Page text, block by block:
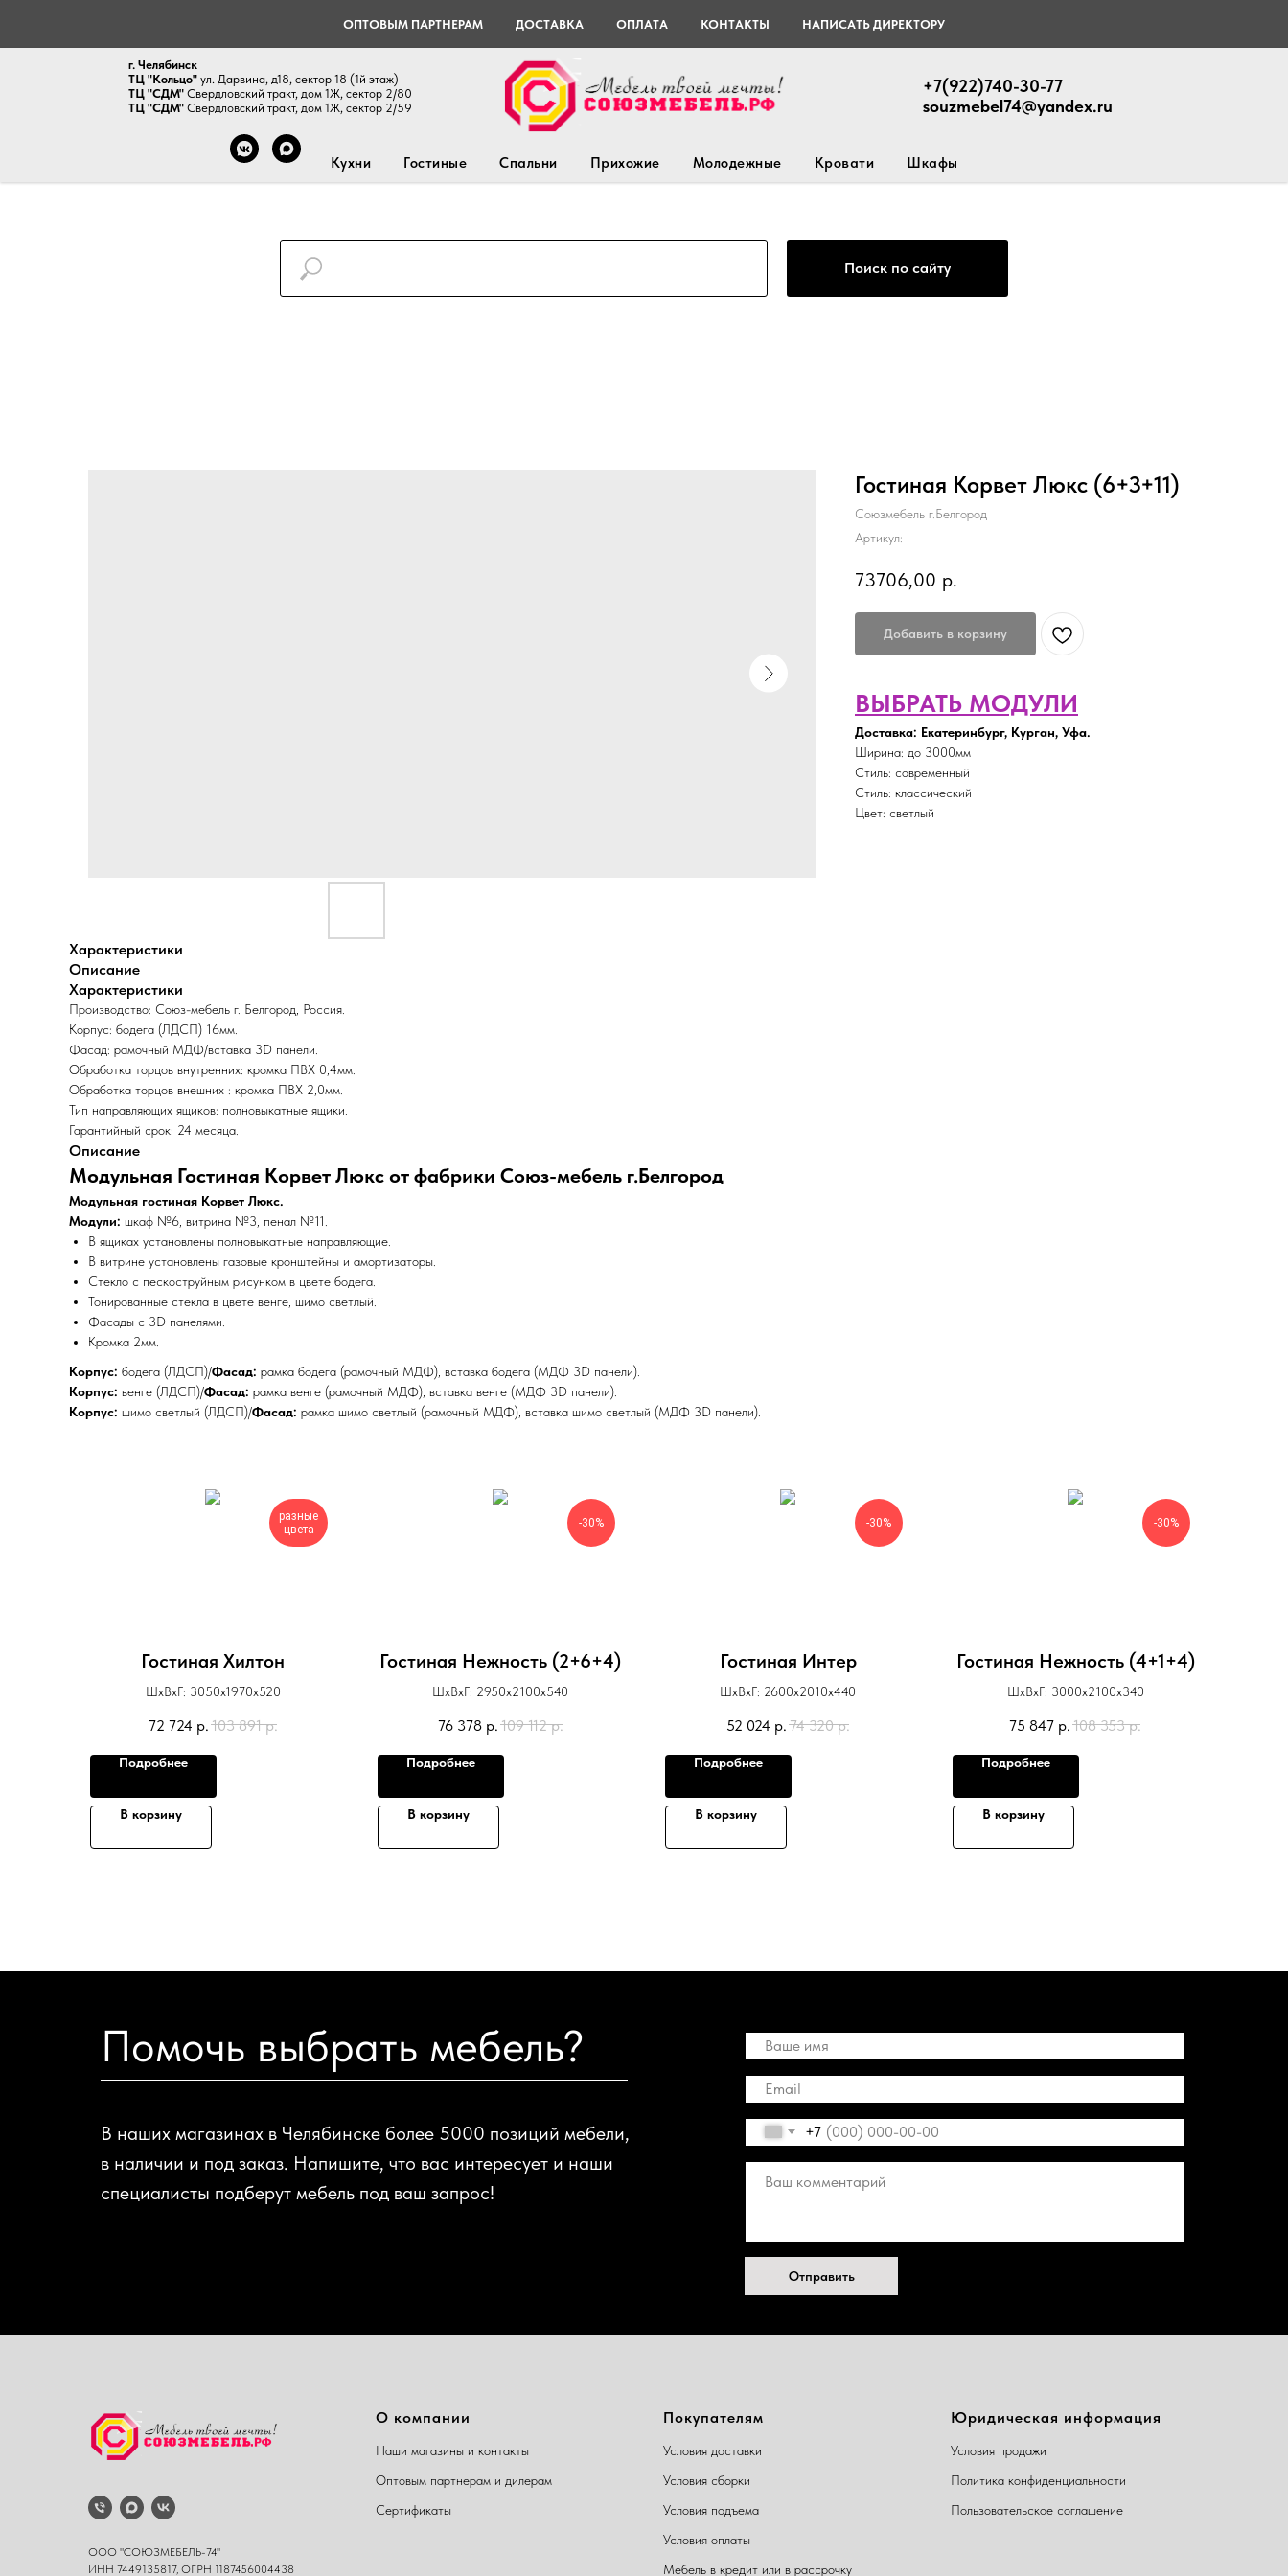
ОПТОВЫМ ПАРТНЕРАМ ДОСТАВКА ОПЛАТА КОНТАКТЫ НАПИСАТЬ ДИРЕКТОРУ
г. Челябинск
ТЦ "Кольцо" ул. Дарвина, д18, сектор 18 (1й этаж)
ТЦ "СДМ" Свердловский тракт, дом 1Ж, сектор 2/80
ТЦ "СДМ" Свердловский тракт, дом 1Ж, сектор 2/59
+7(922)740-30-77
souzmebel74@yandex.ru
Кухни Гостиные Спальни Прихожие Молодежные Кровати Шкафы
Поиск по сайту
Гостиная Корвет Люкс (6+3+11)
Союзмебель г.Белгород
Артикул:
73706,00 р.
Добавить в корзину
ВЫБРАТЬ МОДУЛИ
Доставка: Екатеринбург, Курган, Уфа.
Ширина: до 3000мм
Стиль: современный
Стиль: классический
Цвет: светлый
Характеристики
Описание
Характеристики
Производство: Союз-мебель г. Белгород, Россия.
Корпус: бодега (ЛДСП) 16мм.
Фасад: рамочный МДФ/вставка 3D панели.
Обработка торцов внутренних: кромка ПВХ 0,4мм.
Обработка торцов внешних : кромка ПВХ 2,0мм.
Тип направляющих ящиков: полновыкатные ящики.
Гарантийный срок: 24 месяца.
Описание
Модульная Гостиная Корвет Люкс от фабрики Союз-мебель г.Белгород
Модульная гостиная Корвет Люкс.
Модули: шкаф №6, витрина №3, пенал №11.
В ящиках установлены полновыкатные направляющие.
В витрине установлены газовые кронштейны и амортизаторы.
Стекло с пескоструйным рисунком в цвете бодега.
Тонированные стекла в цвете венге, шимо светлый.
Фасады с 3D панелями.
Кромка 2мм.
Корпус: бодега (ЛДСП)/Фасад: рамка бодега (рамочный МДФ), вставка бодега (МДФ 3D панели).
Корпус: венге (ЛДСП)/Фасад: рамка венге (рамочный МДФ), вставка венге (МДФ 3D панели).
Корпус: шимо светлый (ЛДСП)/Фасад: рамка шимо светлый (рамочный МДФ), вставка шимо светлый (МДФ 3D панели).
разные
цвета
Гостиная Хилтон
ШхВхГ: 3050х1970х520
72 724 р.103 891 р.
Подробнее
В корзину
-30%
Гостиная Нежность (2+6+4)
ШхВхГ: 2950х2100х540
76 378 р.109 112 р.
Подробнее
В корзину
-30%
Гостиная Интер
ШхВхГ: 2600х2010х440
52 024 р.74 320 р.
Подробнее
В корзину
-30%
Гостиная Нежность (4+1+4)
ШхВхГ: 3000х2100х340
75 847 р. 108 353 р.
Подробнее
В корзину
Помочь выбрать мебель?
+7
Отправить
В наших магазинах в Челябинске более 5000 позиций мебели,
в наличии и под заказ. Напишите, что вас интересует и наши
специалисты подберут мебель под ваш запрос!
ООО "СОЮЗМЕБЕЛЬ-74"
ИНН 7449135817, ОГРН 1187456004438
О компании
Наши магазины и контакты
Оптовым партнерам и дилерам
Сертификаты
Покупателям
Условия доставки
Условия сборки
Условия подъема
Условия оплаты
Мебель в кредит или в рассрочку
Юридическая информация
Условия продажи
Политика конфиденциальности
Пользовательское соглашение